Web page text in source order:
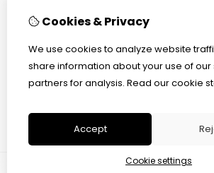
Sipariş Geçmişim
Müşteri Servisi
Ürün İadesi
Cookies & Privacy
We use cookies to analyze website
share information about your use of our
partners for analysis. Read our cookie
Accept
Cookie settings